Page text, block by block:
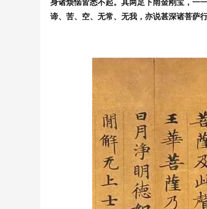
身诸烦恼皆悉不起。其两足下雨金刚宝，一
谛、苦、空、无常、无我，亦说甚深诸菩萨行